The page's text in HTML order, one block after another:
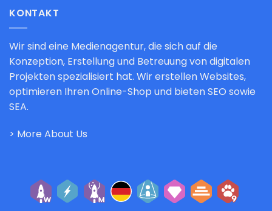
KONTAKT
Wir sind eine Medienagentur, die sich auf die
Konzeption, Erstellung und Betreuung von digitalen
Projekten spezialisiert hat. Wir erstellen Websites,
optimieren Ihren Online-Shop und bieten SEO sowie
SEA.
> More About Us